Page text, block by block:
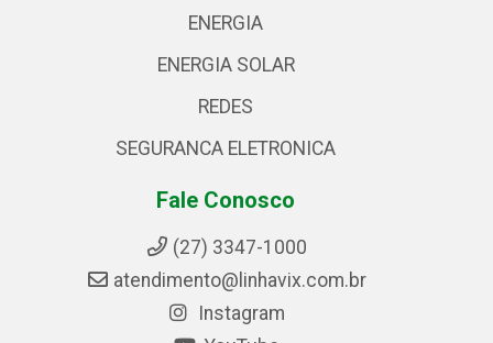
ENERGIA
ENERGIA SOLAR
REDES
SEGURANCA ELETRONICA
Fale Conosco
(27) 3347-1000
atendimento@linhavix.com.br
Instagram